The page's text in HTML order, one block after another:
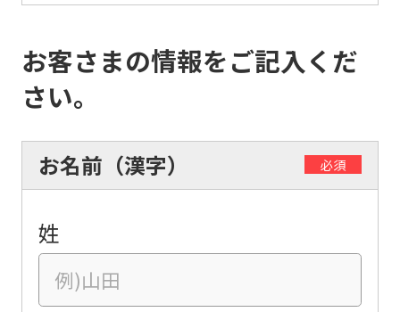
お客さまの情報をご記入くだ
さい。
お名前（漢字） 必須
姓